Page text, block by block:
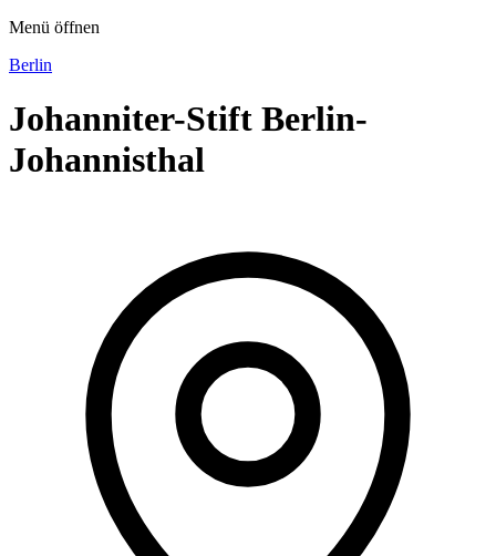
Menü öffnen
Berlin
Johanniter-Stift Berlin-
Johannisthal